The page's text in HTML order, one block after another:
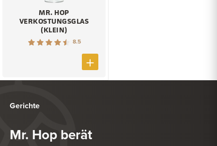
MR. HOP
VERKOSTUNGSGLAS
(KLEIN)
8.5
Gerichte
Mr. Hop berät